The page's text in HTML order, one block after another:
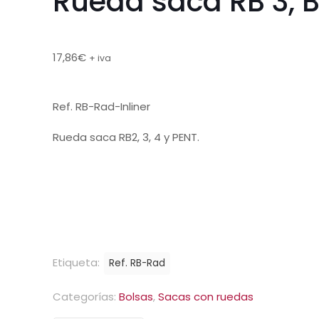
17,86€ + iva
Ref. RB-Rad-Inliner
Rueda saca RB2, 3, 4 y PENT.
Etiqueta: Ref. RB-Rad
Categorías: Bolsas,Sacas con ruedas